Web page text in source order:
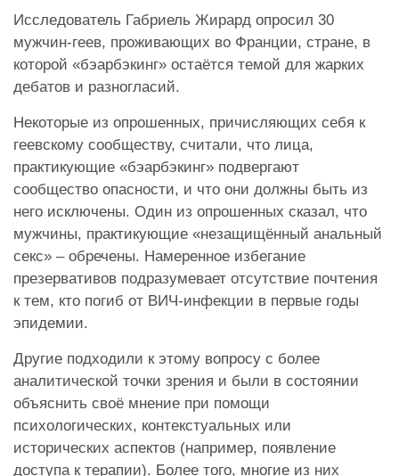
Исследователь Габриель Жирард опросил 30
мужчин-геев, проживающих во Франции, стране, в
которой «бэарбэкинг» остаётся темой для жарких
дебатов и разногласий.
Некоторые из опрошенных, причисляющих себя к
геевскому сообществу, считали, что лица,
практикующие «бэарбэкинг» подвергают
сообщество опасности, и что они должны быть из
него исключены. Один из опрошенных сказал, что
мужчины, практикующие «незащищённый анальный
секс» – обречены. Намеренное избегание
презервативов подразумевает отсутствие почтения
к тем, кто погиб от ВИЧ-инфекции в первые годы
эпидемии.
Другие подходили к этому вопросу с более
аналитической точки зрения и были в состоянии
объяснить своё мнение при помощи
психологических, контекстуальных или
исторических аспектов (например, появление
доступа к терапии). Более того, многие из них